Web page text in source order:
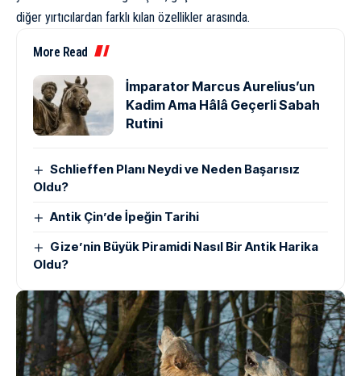
diğer yırtıcılardan farklı kılan özellikler arasında.
More Read
İmparator Marcus Aurelius’un
Kadim Ama Hâlâ Geçerli Sabah
Rutini
Schlieffen Planı Neydi ve Neden Başarısız
Oldu?
Antik Çin’de İpeğin Tarihi
Gize’nin Büyük Piramidi Nasıl Bir Antik Harika
Oldu?